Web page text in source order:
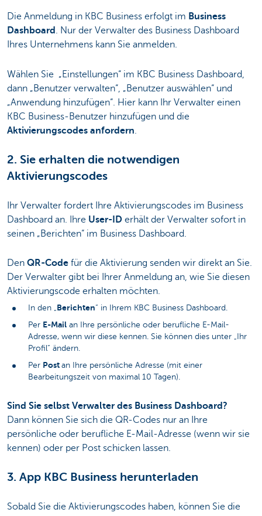
Die Anmeldung in KBC Business erfolgt im Business
Dashboard . Nur der Verwalter des Business Dashboard
Ihres Unternehmens kann Sie anmelden.
Wählen Sie „Einstellungen“ im KBC Business Dashboard,
dann „Benutzer verwalten“, „Benutzer auswählen“ und
„Anwendung hinzufügen“. Hier kann Ihr Verwalter einen
KBC Business-Benutzer hinzufügen und die
Aktivierungscodes anfordern
2. Sie erhalten die notwendigen
Aktivierungscodes
Ihr Verwalter fordert Ihre Aktivierungscodes im Business
Dashboard an. Ihre User-ID erhält der Verwalter sofort in
seinen „Berichten“ im Business Dashboard.
Den QR-Code für die Aktivierung senden wir direkt an Sie.
Der Verwalter gibt bei Ihrer Anmeldung an, wie Sie diesen
Aktivierungscode erhalten möchten.
In den „Berichten“ in Ihrem KBC Business Dashboard.
Per E-Mail an Ihre persönliche oder berufliche E-Mail-
Adresse, wenn wir diese kennen. Sie können dies unter „Ihr
Profil“ ändern.
Per Post an Ihre persönliche Adresse (mit einer
Bearbeitungszeit von maximal 10 Tagen).
Sind Sie selbst Verwalter des Business Dashboard?
Dann können Sie sich die QR-Codes nur an Ihre
persönliche oder berufliche E-Mail-Adresse (wenn wir sie
kennen) oder per Post schicken lassen.
3. App KBC Business herunterladen
Sobald Sie die Aktivierungscodes haben, können Sie die